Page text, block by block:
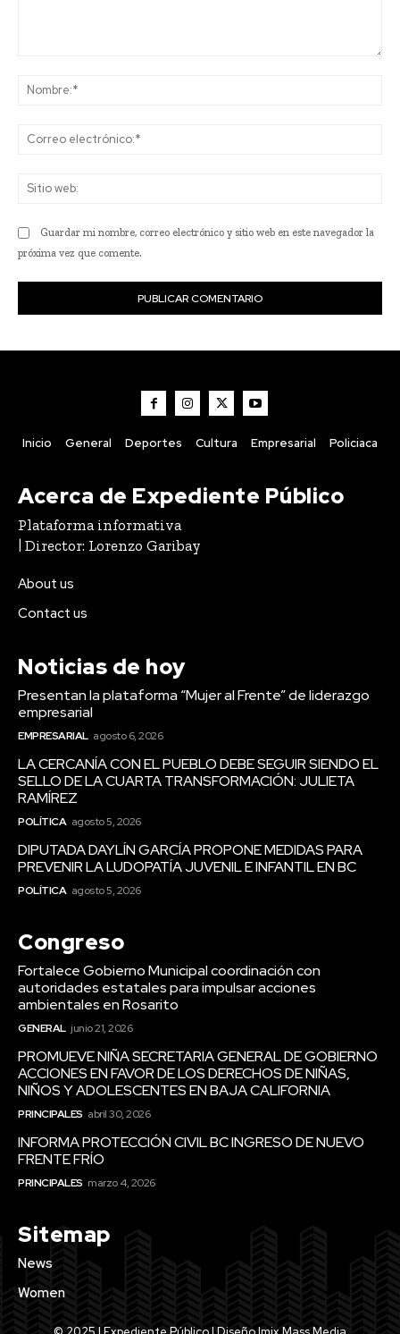
Guardar mi nombre, correo electrónico y sitio web en este navegador la
próxima vez que comente.
Inicio General Deportes Cultura Empresarial Policiaca
Acerca de Expediente Público
Plataforma informativa
| Director: Lorenzo Garibay
About us
Contact us
Noticias de hoy
Presentan la plataforma “Mujer al Frente” de liderazgo
empresarial
EMPRESARIAL agosto 6, 2026
LA CERCANÍA CON EL PUEBLO DEBE SEGUIR SIENDO EL
SELLO DE LA CUARTA TRANSFORMACIÓN: JULIETA
RAMÍREZ
POLÍTICA agosto 5, 2026
DIPUTADA DAYLÍN GARCÍA PROPONE MEDIDAS PARA
PREVENIR LA LUDOPATÍA JUVENIL E INFANTIL EN BC
POLÍTICA agosto 5, 2026
Congreso
Fortalece Gobierno Municipal coordinación con
autoridades estatales para impulsar acciones
ambientales en Rosarito
GENERAL junio 21, 2026
PROMUEVE NIÑA SECRETARIA GENERAL DE GOBIERNO
ACCIONES EN FAVOR DE LOS DERECHOS DE NIÑAS,
NIÑOS Y ADOLESCENTES EN BAJA CALIFORNIA
PRINCIPALES abril 30, 2026
INFORMA PROTECCIÓN CIVIL BC INGRESO DE NUEVO
FRENTE FRÍO
PRINCIPALES marzo 4, 2026
Sitemap
News
Women